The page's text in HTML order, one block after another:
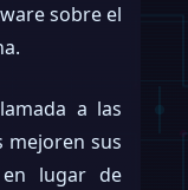
sobre el
a las
mejoren sus
en lugar de